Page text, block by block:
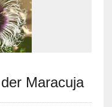
Maracuja